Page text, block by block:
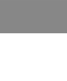
mokken